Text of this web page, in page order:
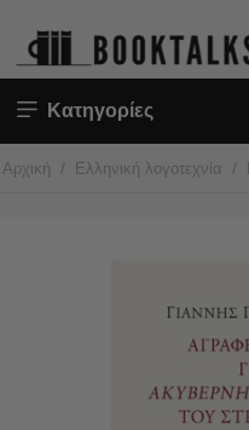
Κατηγορίες
Αρχική / Ελληνική λογοτεχνία /